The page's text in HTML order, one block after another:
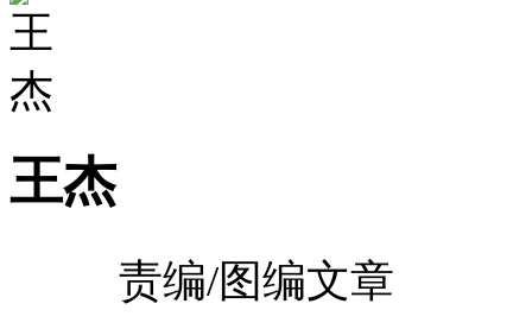
王杰
责编/图编文章